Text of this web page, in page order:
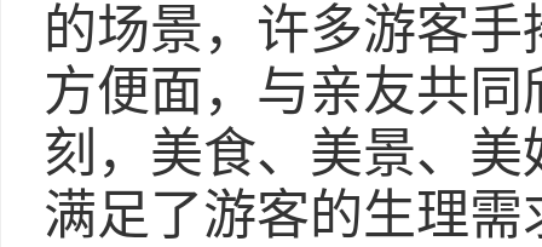
的场景，许多游客
方便面，与亲友共
刻，美食、美景、
满足了游客的生理